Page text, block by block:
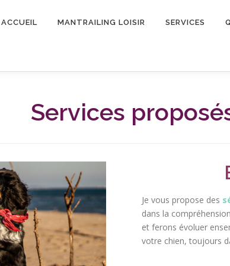
ACCUEIL MANTRAILING LOISIR SERVICES
Services
Je vous propose des
dans la
et ferons évoluer
votre chien, toujours